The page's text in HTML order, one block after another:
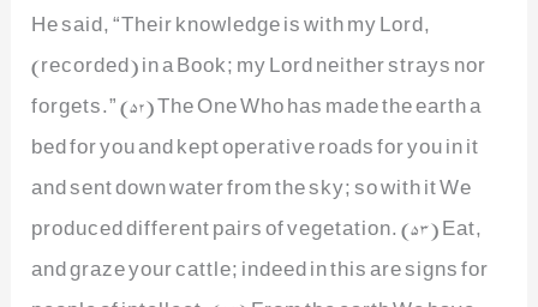
He said, “Their knowledge is with my Lord,
(recorded) in a Book; my Lord neither strays nor
forgets.” (52) The One Who has made the earth a
bed for you and kept operative roads for you in it
and sent down water from the sky; so with it We
produced different pairs of vegetation. (53) Eat,
and graze your cattle; indeed in this are signs for